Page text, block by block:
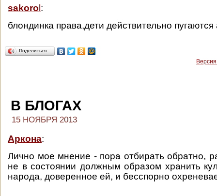
sakoro :
блондинка права,дети действительно пугаются
Поделиться…
В БЛОГАХ
15 НОЯБРЯ 2013
Аркона:
Лично мое мнение - пора отбирать обратно,
не в состоянии должным образом хранить
народа, доверенное ей, и бесспорно